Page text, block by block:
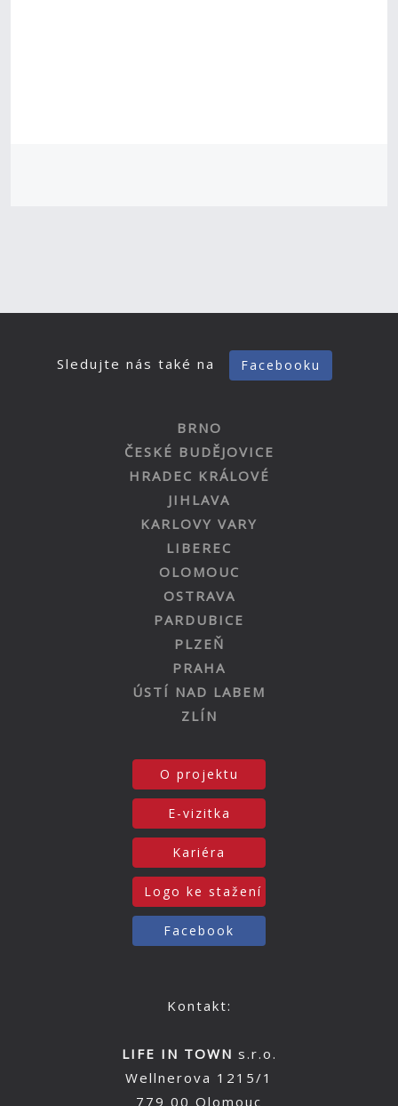
Sledujte nás také na Facebooku
BRNO
ČESKÉ BUDĚJOVICE
HRADEC KRÁLOVÉ
JIHLAVA
KARLOVY VARY
LIBEREC
OLOMOUC
OSTRAVA
PARDUBICE
PLZEŇ
PRAHA
ÚSTÍ NAD LABEM
ZLÍN
O projektu
E-vizitka
Kariéra
Logo ke stažení
Facebook
Kontakt:
LIFE IN TOWN s.r.o.
Wellnerova 1215/1
779 00 Olomouc